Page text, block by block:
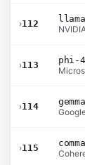
›112
›113
phi-4
›114
›115